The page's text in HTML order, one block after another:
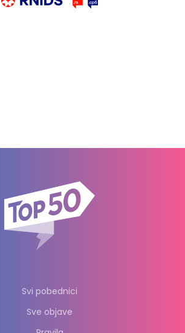
Svi pobednici
Sve objave